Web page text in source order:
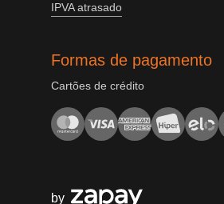
IPVA atrasado
Formas de pagamento
Cartões de crédito
by